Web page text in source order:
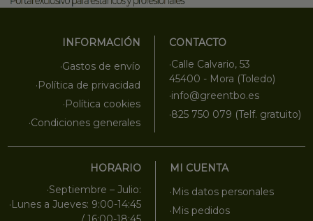
INFORMACIÓN
·Gastos de envío
·Política de privacidad
·Política cookies
·Condiciones generales
CONTACTO
·Calle Calvario, 53
45400 - Mora (Toledo)
·info@greentbo.es
·825 750 079 (Telf. gratuito)
HORARIO
·Septiembre – Julio:
·Lunes a Jueves: 9:00-14:45
MI CUENTA
·Mis datos personales
·Mis pedidos